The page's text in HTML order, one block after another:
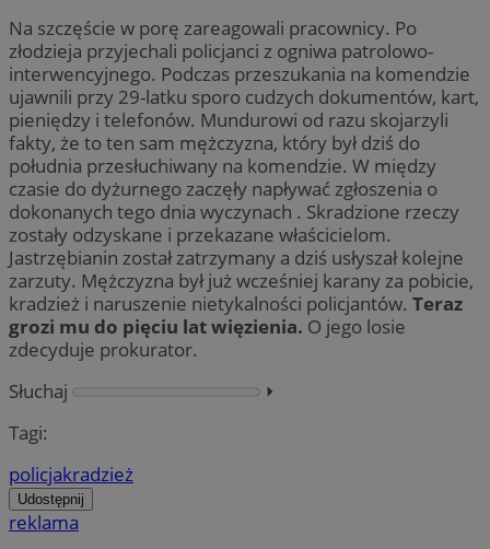
Na szczęście w porę zareagowali pracownicy. Po
złodzieja przyjechali policjanci z ogniwa patrolowo-
interwencyjnego. Podczas przeszukania na komendzie
ujawnili przy 29-latku sporo cudzych dokumentów, kart,
pieniędzy i telefonów. Mundurowi od razu skojarzyli
fakty, że to ten sam mężczyzna, który był dziś do
południa przesłuchiwany na komendzie. W między
czasie do dyżurnego zaczęły napływać zgłoszenia o
dokonanych tego dnia wyczynach . Skradzione rzeczy
zostały odzyskane i przekazane właścicielom.
Jastrzębianin został zatrzymany a dziś usłyszał kolejne
zarzuty. Mężczyzna był już wcześniej karany za pobicie,
kradzież i naruszenie nietykalności policjantów. Teraz
grozi mu do pięciu lat więzienia. O jego losie
zdecyduje prokurator.
Słuchaj
⏵︎
Tagi:
policjakradzież
Udostępnij
reklama